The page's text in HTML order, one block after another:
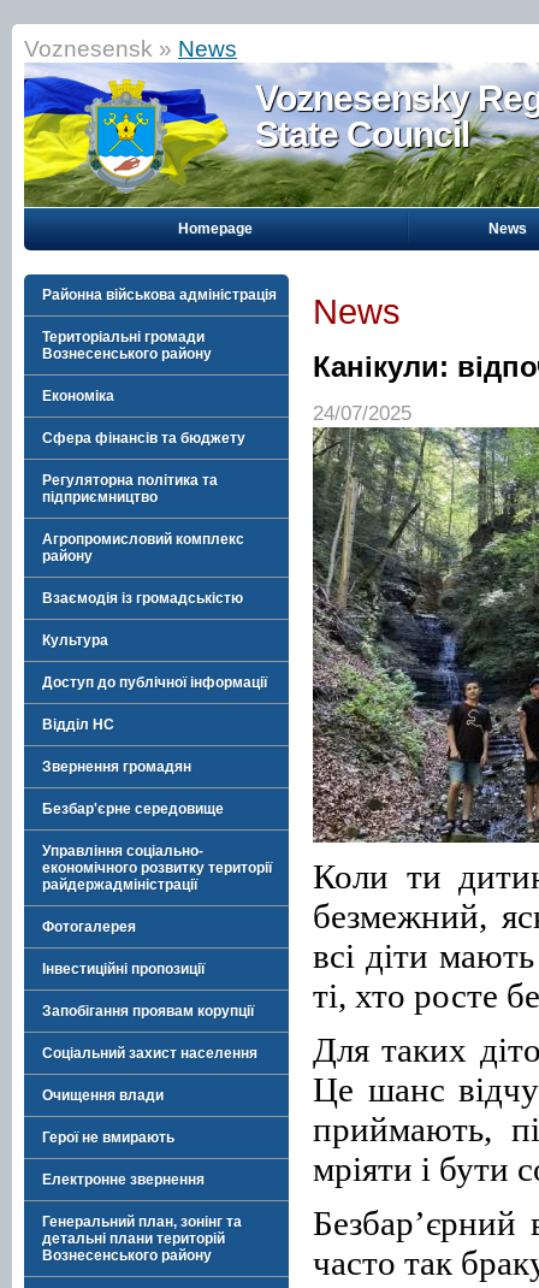
Voznesensk » News
Voznesensky
State Council
Homepage News
Районна військова адміністрація
Територіальні громади
Вознесенського району
Економіка
Сфера фінансів та бюджету
Регуляторна політика та
підприємництво
Агропромисловий комплекс
району
Взаємодія із громадськістю
Культура
Доступ до публічної інформації
Відділ НС
Звернення громадян
Безбар'єрне середовище
Управління соціально-
економічного розвитку території
райдержадміністрації
Фотогалерея
Інвестиційні пропозиції
Запобігання проявам корупції
Соціальний захист населення
Очищення влади
Герої не вмирають
Електронне звернення
Генеральний план, зонінг та
детальні плани територій
Вознесенського району
News
Канікули:
24/07/2025
Коли ти
безмежний,
всі діти
ті, хто росте
Для таких
Це шанс
приймають,
мріяти і бути
часто так